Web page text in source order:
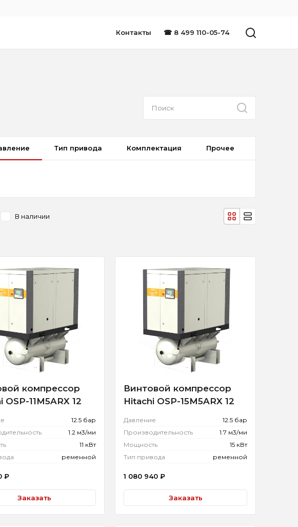
Контакты ☎ 8 499 110-05-74
Тип привода Комплектация Прочее
В наличии
компрессор
OSP-11M5ARX 12
12.5 бар
1.2 м3/ми
11 кВт
ременной
₽
Заказать
Винтовой компрессор
Hitachi OSP-15M5ARX 12
Давление
12.5 бар
Производительность
1.7 м3/ми
Мощность
15 кВт
Тип привода
ременной
1 080 940 ₽
Заказать